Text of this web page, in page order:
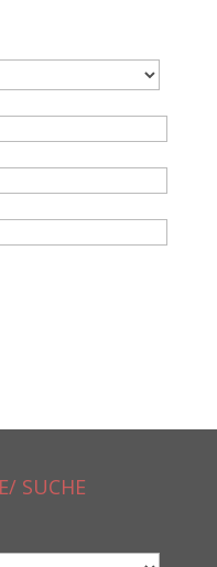
SUCHE